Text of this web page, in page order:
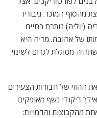
מהסוף המוכר. גיבוריו
(יוליה) נותרת בחיים
של אהובה. מריה היא
מסוגלת לגרום לשינוי
ההווי של חבורות הצעירים
ריקודי נשף מאופקים
מהקבוצות והדמויות: